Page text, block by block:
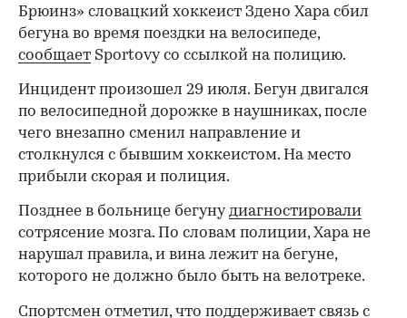
Брюинз» словацкий хоккеист Здено Хара сбил
бегуна во время поездки на велосипеде,
сообщает Sportovy со ссылкой на полицию.
Инцидент произошел 29 июля. Бегун двигался
по велосипедной дорожке в наушниках, после
чего внезапно сменил направление и
столкнулся с бывшим хоккеистом. На место
прибыли скорая и полиция.
Позднее в больнице бегунудиагностировали
сотрясение мозга. По словам полиции, Хара не
нарушал правила, и вина лежит на бегуне,
которого не должно было быть на велотреке.
Спортсмен отметил, что поддерживает связь с